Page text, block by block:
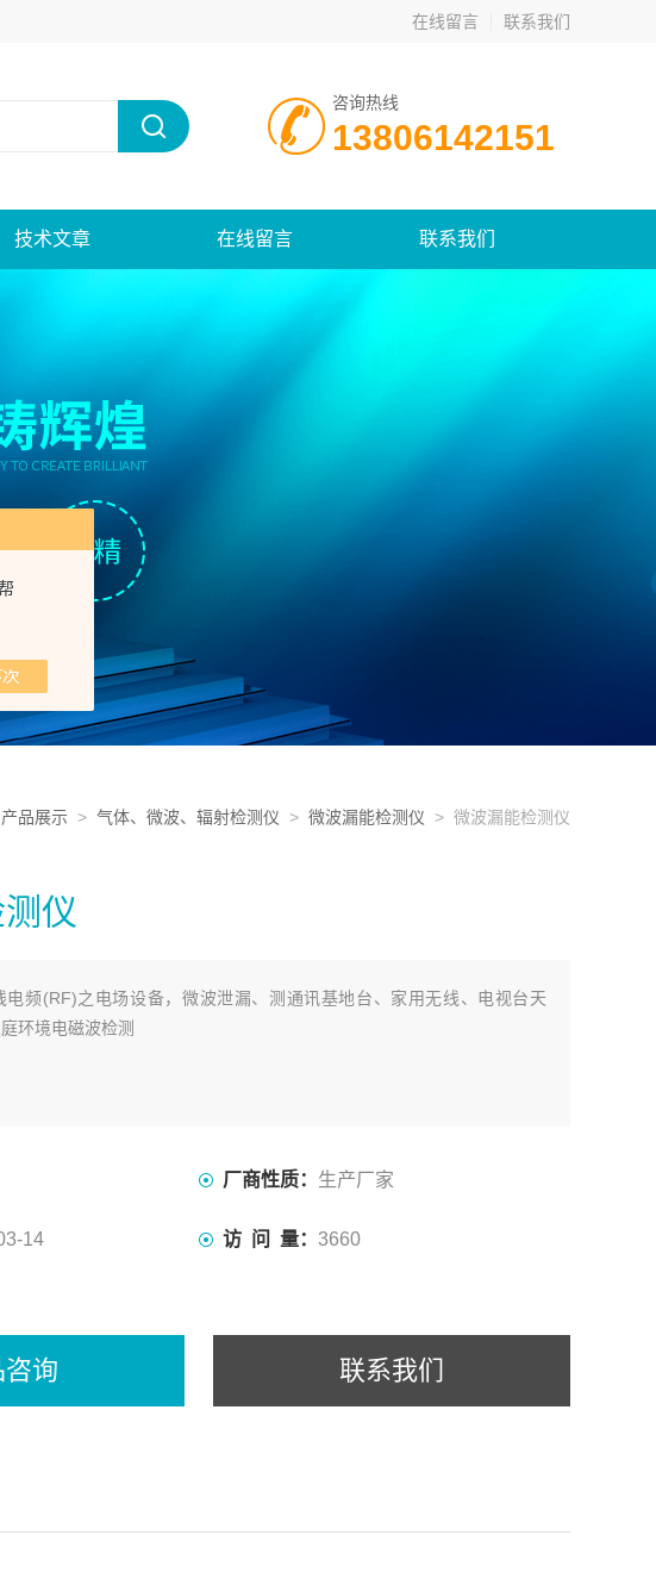
在线留言 联系我们
咨询热线
13806142151
技术文章 在线留言 联系我们
产品展示 > 气体、微波、辐射检测仪 > 微波漏能检测仪 > 微波漏能检测仪
仪
电频(RF)之电场设备，微波泄漏、测通讯基地台、家用无线、电视台天
环境电磁波检测
厂商性质： 生产厂家
14 访 问 量： 3660
询 联系我们